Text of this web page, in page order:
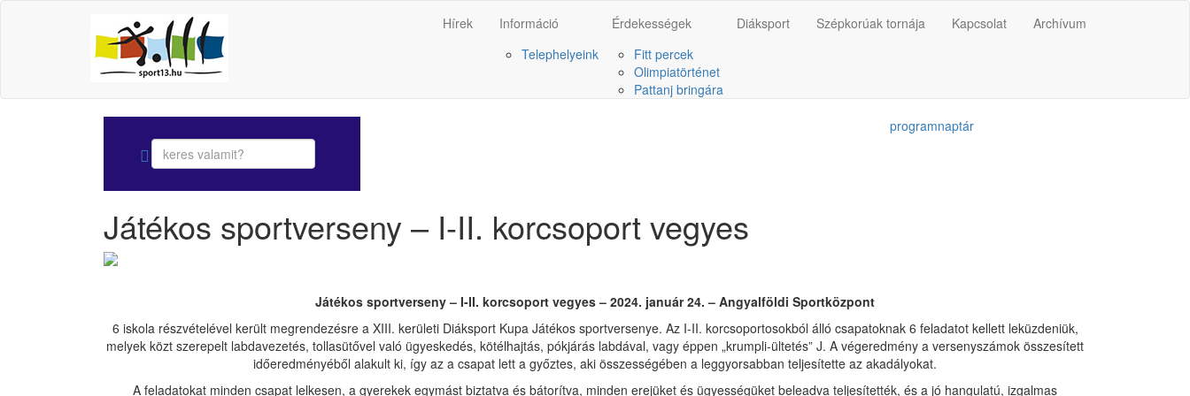
Hírek
Információ
Telephelyeink
Érdekességek
Fitt percek
Olimpiatörténet
Pattanj bringára
Diáksport Szépkorúak tornája Kapcsolat Archívum
programnaptár
Játékos sportverseny – I-II. korcsoport vegyes
Játékos sportverseny – I-II. korcsoport vegyes – 2024. január 24. – Angyalföldi Sportközpont
6 iskola részvételével került megrendezésre a XIII. kerületi Diáksport Kupa Játékos sportversenye. Az I-II. korcsoportosokból álló csapatoknak 6 feladatot kellett leküzdeniük,
melyek közt szerepelt labdavezetés, tollasütővel való ügyeskedés, kötélhajtás, pókjárás labdával, vagy éppen „krumpli-ültetés” J. A végeredmény a versenyszámok összesített
időeredményéből alakult ki, így az a csapat lett a győztes, aki összességében a leggyorsabban teljesítette az akadályokat.
A feladatokat minden csapat lelkesen, a gyerekek egymást biztatva és bátorítva, minden erejüket és ügyességüket beleadva teljesítették, és a jó hangulatú, izgalmas